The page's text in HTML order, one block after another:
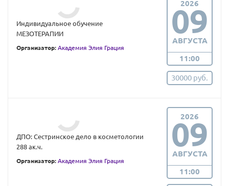
Индивидуальное обучение
МЕЗОТЕРАПИИ
Организатор: Академия Элия Грация
2026
09
АВГУСТА
11:00
30000 руб.
ДПО: Сестринское дело в косметологии
288 ак.ч.
Организатор: Академия Элия Грация
2026
09
АВГУСТА
11:00